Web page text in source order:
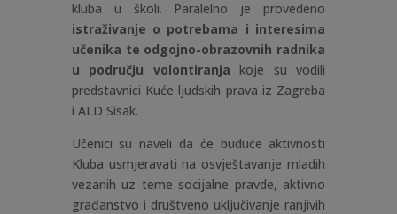
kluba u školi. Paralelno je provedeno
istraživanje o potrebama i interesima
učenika te odgojno-obrazovnih radnika
u području volontiranja koje su vodili
predstavnici Kuće ljudskih prava iz Zagreba
i ALD Sisak.
Učenici su naveli da će buduće aktivnosti
Kluba usmjeravati na osvještavanje mladih
vezanih uz teme socijalne pravde, aktivno
građanstvo i društveno uključivanje ranjivih